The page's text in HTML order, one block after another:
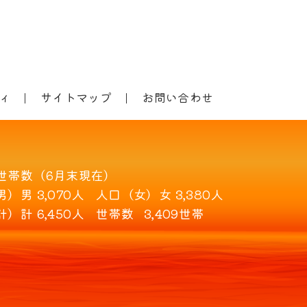
サイトマップ お問い合わせ
帯数（6月末現在）
男 3,070人 人口（女） 女 3,380人
計 6,450人 世帯数 3,409世帯